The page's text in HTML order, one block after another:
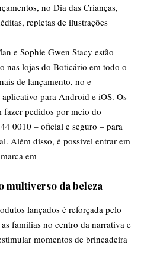
no Dia das Crianças,
repletas de ilustrações
e Sophie Gwen Stacy estão
nas lojas do Boticário em todo o
de lançamento, no e-
para Android e iOS. Os
fazer pedidos por meio do
0010 – oficial e seguro – para
Além disso, é possível entrar em
em
multiverso da beleza
lançados é reforçada pelo
famílias no centro da narrativa e
momentos de brincadeira